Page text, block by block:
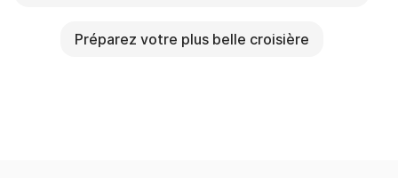
Préparez votre plus belle croisière